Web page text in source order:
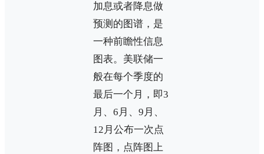
加息或者降息做
预测的图谱，是
一种前瞻性信息
图表。美联储一
般在每个季度的
最后一个月，即3
月、6月、9月、
12月公布一次点
阵图，点阵图上